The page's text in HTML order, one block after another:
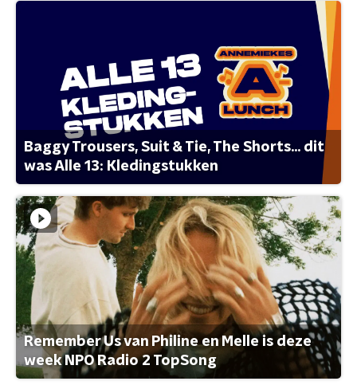
Baggy Trousers, Suit & Tie, The Shorts... dit
was Alle 13: Kledingstukken
Remember Us van Philine en Melle is deze
week NPO Radio 2 TopSong